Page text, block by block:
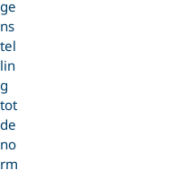
ge
ns
tel
lin
g
tot
de
no
rm